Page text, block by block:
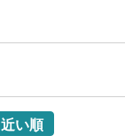
近い順